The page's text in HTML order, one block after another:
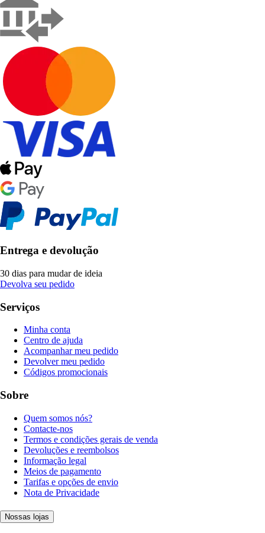
Entrega e devolução
30 dias para mudar de ideia
Devolva seu pedido
Serviços
Minha conta
Centro de ajuda
Acompanhar meu pedido
Devolver meu pedido
Códigos promocionais
Sobre
Quem somos nós?
Contacte-nos
Termos e condições gerais de venda
Devoluções e reembolsos
Informação legal
Meios de pagamento
Tarifas e opções de envio
Nota de Privacidade
Nossas lojas